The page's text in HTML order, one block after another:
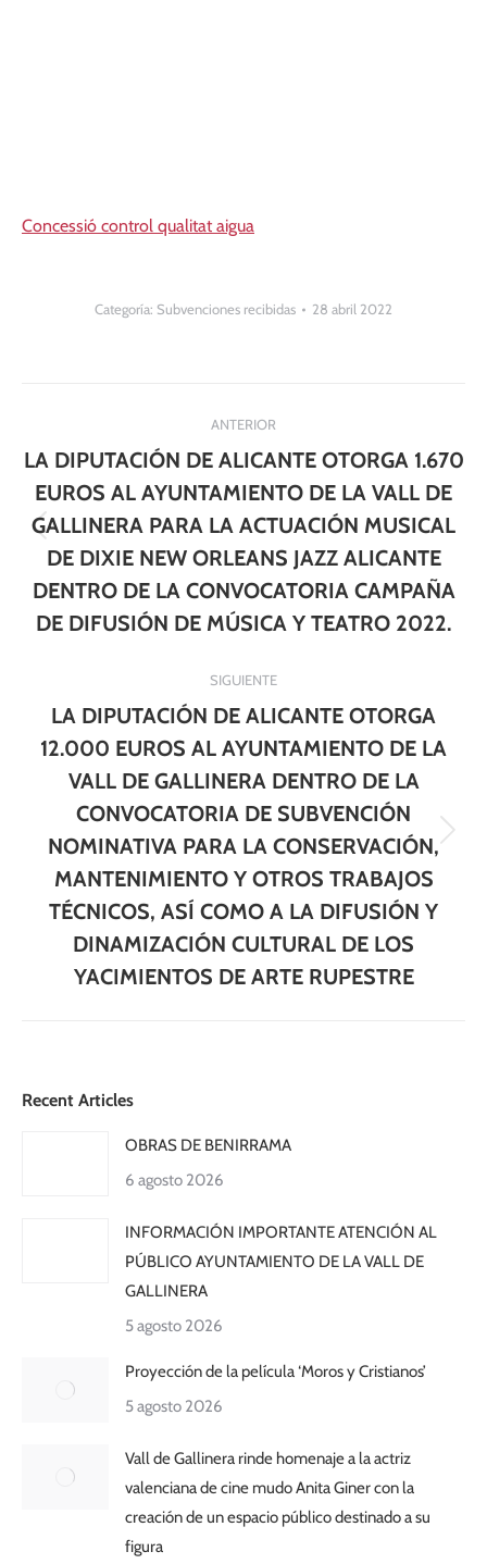
Concessió control qualitat aigua
Categoría: Subvenciones recibidas 28 abril 2022
entre
publicaciones
ANTERIOR
Publicación
anterior:
LA DIPUTACIÓN DE ALICANTE OTORGA 1.670
EUROS AL AYUNTAMIENTO DE LA VALL DE
GALLINERA PARA LA ACTUACIÓN MUSICAL
DE DIXIE NEW ORLEANS JAZZ ALICANTE
DENTRO DE LA CONVOCATORIA CAMPAÑA
DE DIFUSIÓN DE MÚSICA Y TEATRO 2022.
SIGUIENTE
Publicación
siguiente:
LA DIPUTACIÓN DE ALICANTE OTORGA
12.000 EUROS AL AYUNTAMIENTO DE LA
VALL DE GALLINERA DENTRO DE LA
CONVOCATORIA DE SUBVENCIÓN
NOMINATIVA PARA LA CONSERVACIÓN,
MANTENIMIENTO Y OTROS TRABAJOS
TÉCNICOS, ASÍ COMO A LA DIFUSIÓN Y
DINAMIZACIÓN CULTURAL DE LOS
YACIMIENTOS DE ARTE RUPESTRE
Recent Articles
OBRAS DE BENIRRAMA
6 agosto 2026
INFORMACIÓN IMPORTANTE ATENCIÓN AL
PÚBLICO AYUNTAMIENTO DE LA VALL DE
GALLINERA
5 agosto 2026
Proyección de la película ‘Moros y Cristianos’
5 agosto 2026
Vall de Gallinera rinde homenaje a la actriz
valenciana de cine mudo Anita Giner con la
creación de un espacio público destinado a su
figura